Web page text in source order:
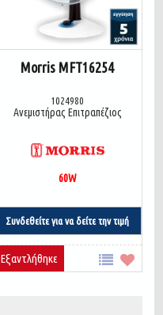
Morris MFT16254
1024980
Ανεμιστήρας Επιτραπέζιος
60W
Συνδεθείτε για να δείτε την τιμή
Εξαντλήθηκε